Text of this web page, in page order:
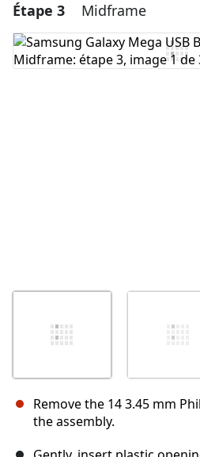
Ajouter un
Ajouter un commentaire
Étape 3 Midframe
Remove the 14 3.45 mm
the assembly.